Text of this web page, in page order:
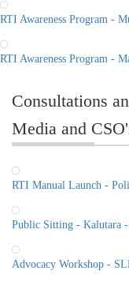
RTI Awareness Program -
RTI Awareness Program -
Consultations
Media and
RTI Manual Launch -
Public Sitting - Kalutara
Advocacy Workshop -